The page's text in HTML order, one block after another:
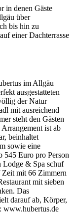
in denen Gäste
über
bis hin zu
einer Dachterrasse
im Allgäu
ausgestatteten
der Natur
mit ausreichend
steht den Gästen
ist ab
beinhaltet
sowie eine
545 Euro pro Person
& Spa schuf
Zeit mit 66 Zimmern
mit sieben
Das
darauf ab, Körper,
www.hubertus.de